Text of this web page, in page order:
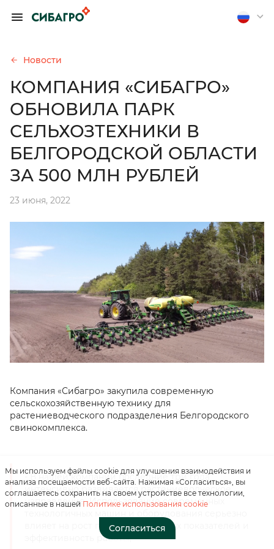
Новости
КОМПАНИЯ «СИБАГРО»
ОБНОВИЛА ПАРК
СЕЛЬХОЗТЕХНИКИ В
БЕЛГОРОДСКОЙ ОБЛАСТИ
ЗА 500 МЛН РУБЛЕЙ
23 июня, 2022
Компания «Сибагро» закупила современную
сельскохозяйственную технику для
растениеводческого подразделения Белгородского
свинокомплекса.
- В нашей компании последние три года
интенсивно развивается растениеводческое
направление. Использование современных
влияет на рост производственных показателей и
эффективность работы,
Мы используем файлы cookie для улучшения взаимодействия и
анализа посещаемости веб-сайта. Нажимая «Согласиться», вы
соглашаетесь сохранить на своем устройстве все технологии,
описанные в нашей Политике использования cookie
Согласиться
ПРАВЛЕНИЯ А.
обратную связь, оставьте
свои контакты
Отправить анонимно
соглашаетесь с
«положением о
персональных данных»